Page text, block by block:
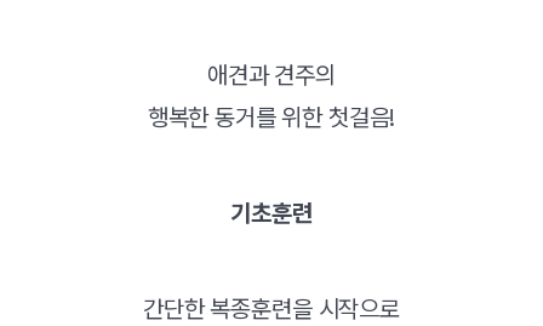
애견과 견주의
행복한 동거를 위한 첫걸음!
기초훈련
간단한 복종훈련을 시작으로